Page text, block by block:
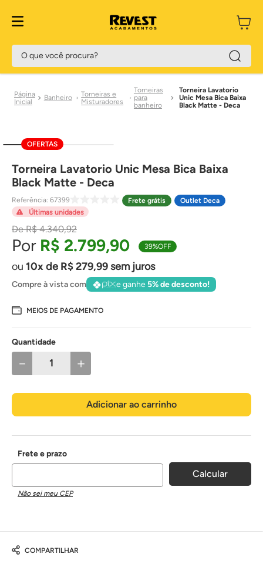
O que você procura?
Banheiro
Torneiras e
Misturadores
Torneiras
para
banheiro
Torneira Lavatorio
Unic Mesa Bica Baixa
Black Matte - Deca
Torneira Lavatorio Unic Mesa Bica Baixa
Black Matte - Deca
Referência: 67399
OFERTAS
Frete grátis
Outlet Deca
Últimas unidades
R$ 4.340,92
R$ 2.799,90 39%OFF
10 de R$279,99sem juros
Compre à vista com e ganhe5% de desconto!
MEIOS DE PAGAMENTO
Quantidade
＋
－
Adicionar ao carrinho
Não sei meu CEP
COMPARTILHAR